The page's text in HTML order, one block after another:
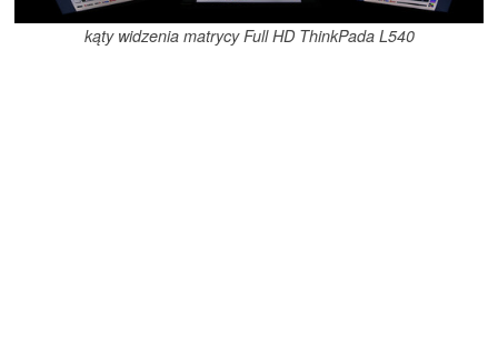
kąty widzenia matrycy Full HD ThinkPada L540